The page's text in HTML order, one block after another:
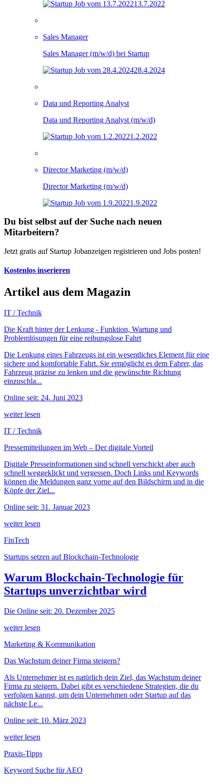
13.7.2022
Sales Manager
Sales Manager (m/w/d) bei Startup
28.4.2024
Data und Reporting Analyst
Data und Reporting Analyst (m/w/d)
1.2.2022
Director Marketing (m/w/d)
Director Marketing (m/w/d)
1.9.2022
Du bist selbst auf der Suche nach neuen
Mitarbeitern?
Jetzt gratis auf Startup Jobanzeigen registrieren und Jobs posten!
Kostenlos inserieren
Artikel aus dem Magazin
IT / Technik
Die Kraft hinter der Lenkung - Funktion, Wartung und
Problemlösungen für eine reibungslose Fahrt
Die Lenkung eines Fahrzeugs ist ein wesentliches Element für eine
sichere und komfortable Fahrt. Sie ermöglicht es dem Fahrer, das
Fahrzeug präzise zu lenken und die gewünschte Richtung
einzuschla...
Online seit: 24. Juni 2023
weiter lesen
IT / Technik
Pressemitteilungen im Web – Der digitale Vorteil
Digitale Presseinformationen sind schnell verschickt aber auch
schnell weggeklickt und vergessen. Doch Links und Keywords
können die Meldungen ganz vorne auf den Bildschirm und in die
Köpfe der Ziel...
Online seit: 31. Januar 2023
weiter lesen
FinTech
Startups setzen auf Blockchain-Technologie
Warum Blockchain-Technologie für
Startups unverzichtbar wird
Die Online seit: 20. Dezember 2025
weiter lesen
Marketing & Kommunikation
Das Wachstum deiner Firma steigern?
Als Unternehmer ist es natürlich dein Ziel, das Wachstum deiner
Firma zu steigern. Dabei gibt es verschiedene Strategien, die du
verfolgen kannst, um dein Unternehmen oder Startup auf das
nächste Le...
Online seit: 10. März 2023
weiter lesen
Praxis-Tipps
Keyword Suche für AEO